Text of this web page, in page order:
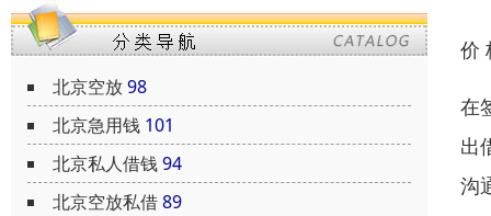
北京空放98
北京急用钱 101
北京私人借钱94
北京空放私借89
价
在
出
沟